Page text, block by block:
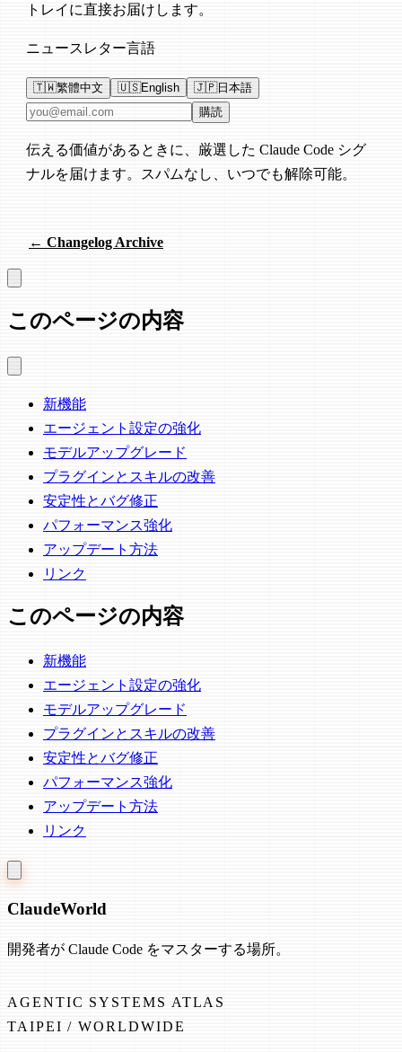
トレイに直接お届けします。
ニュースレター言語
🇹🇼繁體中文 🇺🇸English 🇯🇵日本語
メールアドレス 購読
伝える価値があるときに、厳選した Claude Code シグ
ナルを届けます。スパムなし、いつでも解除可能。
← Changelog Archive
このページの内容
新機能
エージェント設定の強化
モデルアップグレード
プラグインとスキルの改善
安定性とバグ修正
パフォーマンス強化
アップデート方法
リンク
このページの内容
新機能
エージェント設定の強化
モデルアップグレード
プラグインとスキルの改善
安定性とバグ修正
パフォーマンス強化
アップデート方法
リンク
ClaudeWorld
開発者が Claude Code をマスターする場所。
AGENTIC SYSTEMS ATLAS
TAIPEI / WORLDWIDE